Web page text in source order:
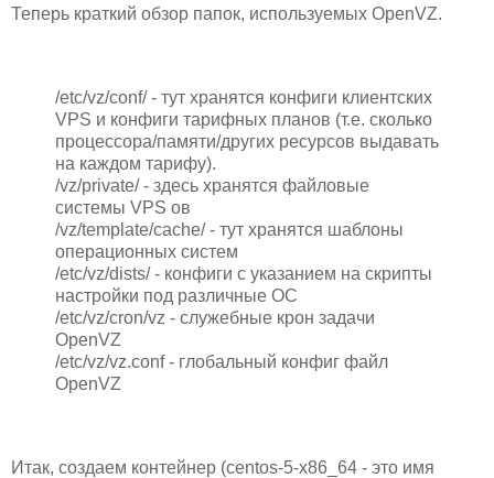
Теперь краткий обзор папок, используемых OpenVZ.
/etc/vz/conf/ - тут хранятся конфиги клиентских
VPS и конфиги тарифных планов (т.е. сколько
процессора/памяти/других ресурсов выдавать
на каждом тарифу).
/vz/private/ - здесь хранятся файловые
системы VPS ов
/vz/template/cache/ - тут хранятся шаблоны
операционных систем
/etc/vz/dists/ - конфиги с указанием на скрипты
настройки под различные ОС
/etc/vz/cron/vz - служебные крон задачи
OpenVZ
/etc/vz/vz.conf - глобальный конфиг файл
OpenVZ
Итак, создаем контейнер (centos-5-x86_64 - это имя